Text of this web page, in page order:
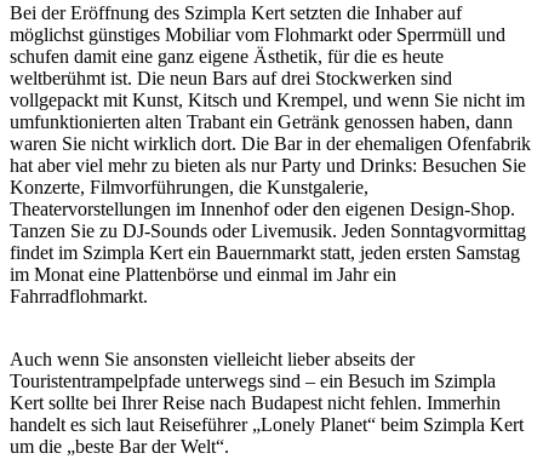
Bei der Eröffnung des Szimpla Kert setzten die Inhaber auf
möglichst günstiges Mobiliar vom Flohmarkt oder Sperrmüll und
schufen damit eine ganz eigene Ästhetik, für die es heute
weltberühmt ist. Die neun Bars auf drei Stockwerken sind
vollgepackt mit Kunst, Kitsch und Krempel, und wenn Sie nicht im
umfunktionierten alten Trabant ein Getränk genossen haben, dann
waren Sie nicht wirklich dort. Die Bar in der ehemaligen Ofenfabrik
hat aber viel mehr zu bieten als nur Party und Drinks: Besuchen Sie
Konzerte, Filmvorführungen, die Kunstgalerie,
Theatervorstellungen im Innenhof oder den eigenen Design-Shop.
Tanzen Sie zu DJ-Sounds oder Livemusik. Jeden Sonntagvormittag
findet im Szimpla Kert ein Bauernmarkt statt, jeden ersten Samstag
im Monat eine Plattenbörse und einmal im Jahr ein
Fahrradflohmarkt.
Auch wenn Sie ansonsten vielleicht lieber abseits der
Touristentrampelpfade unterwegs sind – ein Besuch im Szimpla
Kert sollte bei Ihrer Reise nach Budapest nicht fehlen. Immerhin
handelt es sich laut Reiseführer „Lonely Planet“ beim Szimpla Kert
um die „beste Bar der Welt“.